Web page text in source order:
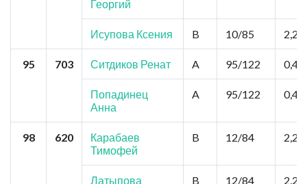
Георгий
Исупова Ксения B 10/85 2,2
95 703 Ситдиков Ренат A 95/122 0,44
Попадинец
Анна
A 95/122 0,44
98 620
Карабаев
Тимофей
B 12/84 2,2
Латыпова
B 12/84 2,2